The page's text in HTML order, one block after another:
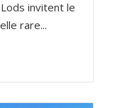
invitent le
rare...